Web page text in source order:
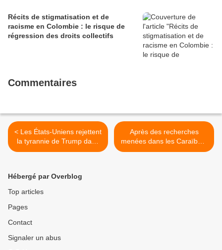
Récits de stigmatisation et de
racisme en Colombie : le risque de
régression des droits collectifs
Commentaires
< Les États-Uniens rejettent
la tyrannie de Trump dans
les rues
Après des recherches
menées dans les Caraïbes,
les voiliers de la flottille «
Hébergé par Overblog
Top articles
Pages
Contact
Signaler un abus